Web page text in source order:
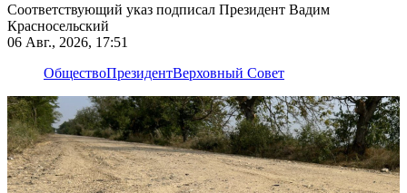
Соответствующий указ подписал Президент Вадим
Красносельский
06 Авг., 2026, 17:51
ОбществоПрезидентВерховный Совет